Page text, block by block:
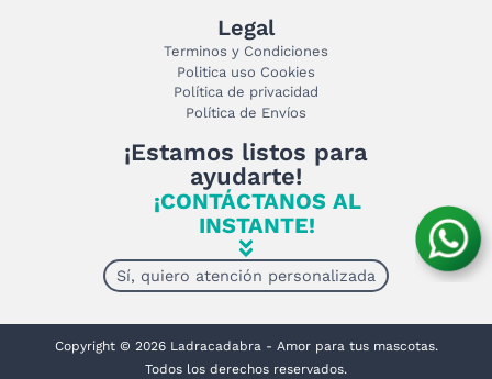
Legal
Terminos y Condiciones
Politica uso Cookies
Política de privacidad
Política de Envíos
¡Estamos listos para
ayudarte!
¡CONTÁCTANOS AL
INSTANTE!
Sí, quiero atención personalizada
Copyright © 2026 Ladracadabra - Amor para tus mascotas.
Todos los derechos reservados.